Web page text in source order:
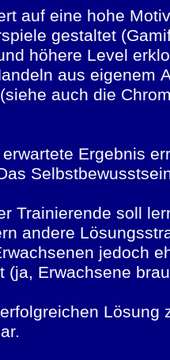
auf eine hohe
gestaltet
höhere Level
aus eigenem
auch die
Ergebnis
Trainierende soll
andere
jedoch
Erwachsene
Lösung